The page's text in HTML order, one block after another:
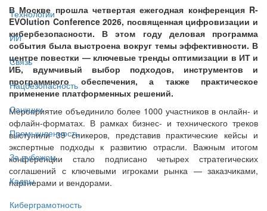
Технологии
ИИ
Связь
Нацбезопасность
Санкции
Промышленность
За рубежом
Кадры
Киберграмотность
В Москве прошла четвертая ежегодная конференция R-
EVOlution Conference 2026, посвященная цифровизации и
кибербезопасности. В этом году деловая программа
события была выстроена вокруг темы эффективности. В
центре повестки — ключевые тренды оптимизации в ИТ и
ИБ, вдумчивый выбор подходов, инструментов и
программного обеспечения, а также практическое
применение платформенных решений.
Мероприятие объединило более 1000 участников в онлайн- и
офлайн-форматах. В рамках бизнес- и технического треков
выступили 39 спикеров, представив практические кейсы и
экспертные подходы к развитию отрасли. Важным итогом
конференции стало подписано четырех стратегических
соглашений с ключевыми игроками рынка — заказчиками,
партнерами и вендорами.